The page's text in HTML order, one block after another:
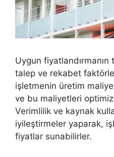
Uygun
talep ve rekabet
işletmenin üretim
ve bu maliyetleri
Verimlilik ve kaynak
iyileştirmeler yaparak,
fiyatlar sunabilirler.